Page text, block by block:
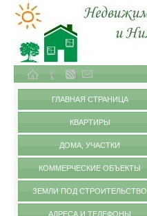
ГЛАВНАЯ СТРАНИЦА
КВАРТИРЫ
ДОМА, УЧАСТКИ
КОММЕРЧЕСКИЕ ОБЪЕКТЫ
ЗЕМЛИ ПОД СТРОИТЕЛЬСТВО
АДРЕСА И ТЕЛЕФОНЫ